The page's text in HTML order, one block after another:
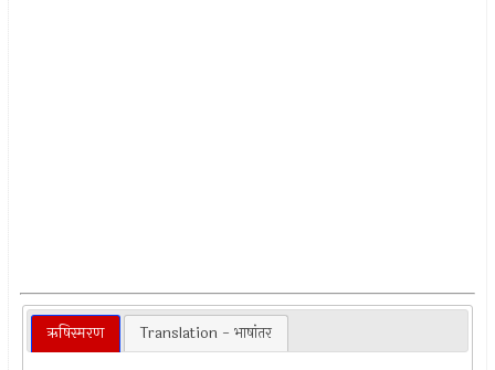
ऋषिस्मरण Translation - भाषांतर